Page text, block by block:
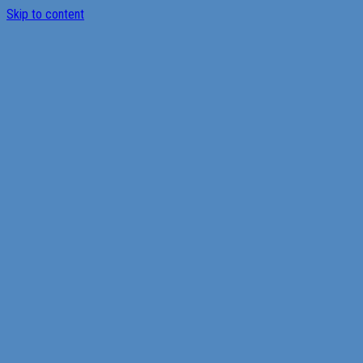
Skip to content